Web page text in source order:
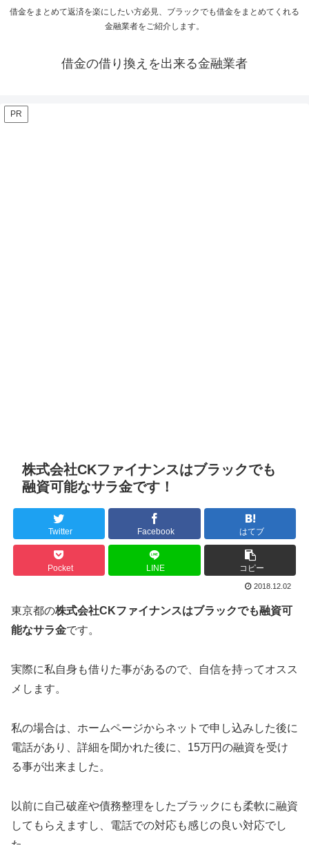
借金をまとめて返済を楽にしたい方必見、ブラックでも借金をまとめてくれる
金融業者をご紹介します。
借金の借り換えを出来る金融業者
PR
株式会社CKファイナンスはブラックでも
融資可能なサラ金です！
Twitter Facebook はてブ
Pocket LINE コピー
2018.12.02
東京都の株式会社CKファイナンスはブラックでも融資可
能なサラ金です。
実際に私自身も借りた事があるので、自信を持ってオスス
メします。
私の場合は、ホームページからネットで申し込みした後に
電話があり、詳細を聞かれた後に、15万円の融資を受け
る事が出来ました。
以前に自己破産や債務整理をしたブラックにも柔軟に融資
してもらえますし、電話での対応も感じの良い対応でし